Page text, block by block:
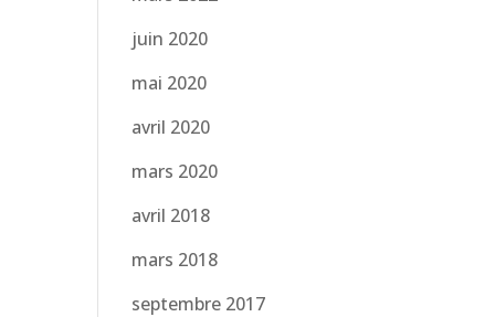
juin 2020
mai 2020
avril 2020
mars 2020
avril 2018
mars 2018
septembre 2017